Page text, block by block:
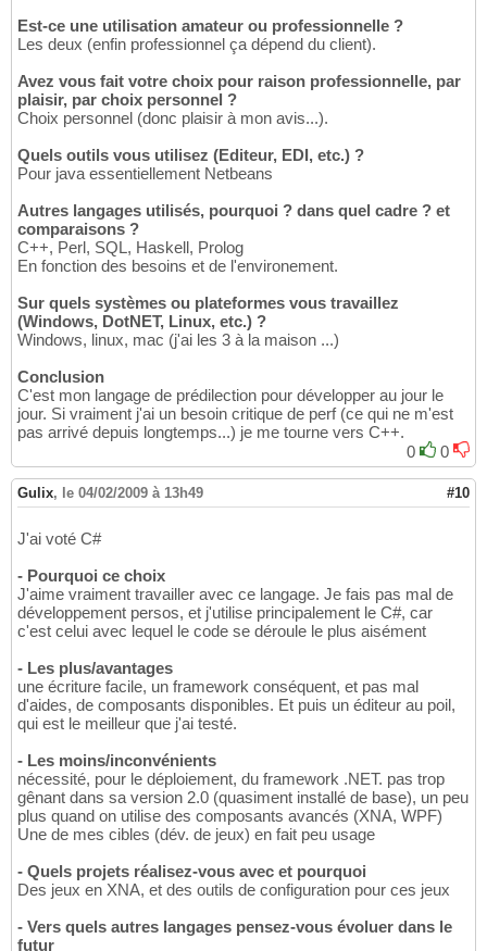
Est-ce une utilisation amateur ou professionnelle ?
Les deux (enfin professionnel ça dépend du client).
Avez vous fait votre choix pour raison professionnelle, par
plaisir, par choix personnel ?
Choix personnel (donc plaisir à mon avis...).
Quels outils vous utilisez (Editeur, EDI, etc.) ?
Pour java essentiellement Netbeans
Autres langages utilisés, pourquoi ? dans quel cadre ? et
comparaisons ?
C++, Perl, SQL, Haskell, Prolog
En fonction des besoins et de l'environement.
Sur quels systèmes ou plateformes vous travaillez
(Windows, DotNET, Linux, etc.) ?
Windows, linux, mac (j'ai les 3 à la maison ...)
Conclusion
C'est mon langage de prédilection pour développer au jour le
jour. Si vraiment j'ai un besoin critique de perf (ce qui ne m'est
pas arrivé depuis longtemps...) je me tourne vers C++.
0
0
Gulix, le 04/02/2009 à 13h49 #10
J'ai voté C#
- Pourquoi ce choix
J'aime vraiment travailler avec ce langage. Je fais pas mal de
développement persos, et j'utilise principalement le C#, car
c'est celui avec lequel le code se déroule le plus aisément
- Les plus/avantages
une écriture facile, un framework conséquent, et pas mal
d'aides, de composants disponibles. Et puis un éditeur au poil,
qui est le meilleur que j'ai testé.
- Les moins/inconvénients
nécessité, pour le déploiement, du framework .NET. pas trop
gênant dans sa version 2.0 (quasiment installé de base), un peu
plus quand on utilise des composants avancés (XNA, WPF)
Une de mes cibles (dév. de jeux) en fait peu usage
- Quels projets réalisez-vous avec et pourquoi
Des jeux en XNA, et des outils de configuration pour ces jeux
- Vers quels autres langages pensez-vous évoluer dans le
futur